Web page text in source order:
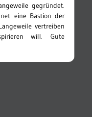
gegründet.
eine Bastion der
vertreiben
will. Gute